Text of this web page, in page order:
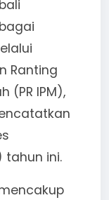
Ranting
(PR IPM),
tahun ini.